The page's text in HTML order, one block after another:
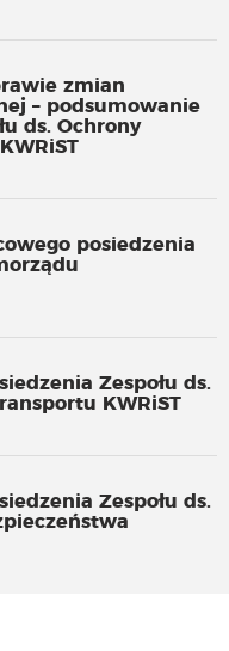
zmian
– podsumowanie
ds. Ochrony
posiedzenia
Zespołu ds.
KWRiST
Zespołu ds.